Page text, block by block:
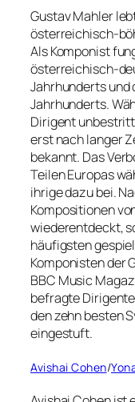
Gustav Mahler
österreichisch-
Als Komponist
österreichisch-
Jahrhunderts und
Jahrhunderts.
Dirigent
erst nach langer
bekannt. Das
Teilen Europas
ihrige dazu bei.
Kompositionen
wiederentdeckt,
häufigsten
Komponisten der
BBC Music
befragte
den zehn besten
eingestuft.
Avishai Cohen/